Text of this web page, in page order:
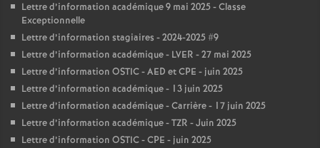
Lettre d’information académique 9 mai 2025 - Classe
Exceptionnelle
Lettre d’information stagiaires - 2024-2025 #9
Lettre d’information académique - LVER - 27 mai 2025
Lettre d’information OSTIC - AED et CPE - juin 2025
Lettre d’information académique - 13 juin 2025
Lettre d’information académique - Carrière - 17 juin 2025
Lettre d’information académique - TZR - Juin 2025
Lettre d’information OSTIC - CPE - juin 2025